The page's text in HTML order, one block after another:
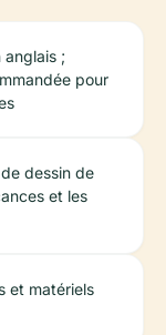
anglais ;
pour
dessin de
et les
et matériels